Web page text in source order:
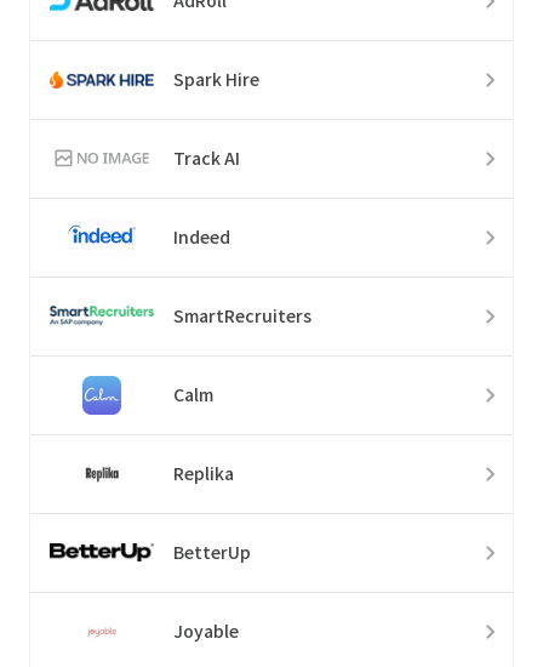
Spark Hire
Track AI
Indeed
SmartRecruiters
Calm
Replika
BetterUp
Joyable